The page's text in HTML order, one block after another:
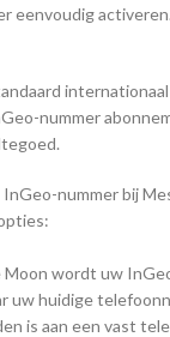
eenvoudig activeren.
nummer
nummer bij
Moon wordt uw
uw huidige
is aan een vast